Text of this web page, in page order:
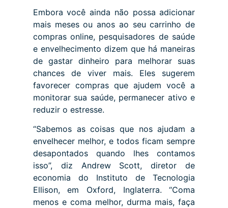
Embora você ainda não possa adicionar
mais meses ou anos ao seu carrinho de
compras online, pesquisadores de saúde
e envelhecimento dizem que há maneiras
de gastar dinheiro para melhorar suas
chances de viver mais. Eles sugerem
favorecer compras que ajudem você a
monitorar sua saúde, permanecer ativo e
reduzir o estresse.
“Sabemos as coisas que nos ajudam a
envelhecer melhor, e todos ficam sempre
desapontados quando lhes contamos
isso”, diz Andrew Scott, diretor de
economia do Instituto de Tecnologia
Ellison, em Oxford, Inglaterra. “Coma
menos e coma melhor, durma mais, faça